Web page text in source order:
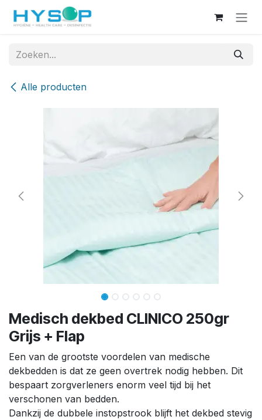
Overslaan naar inhoud
Alle producten
Medisch dekbed CLINICO 250gr
Grijs + Flap
Een van de grootste voordelen van medische
dekbedden is dat ze geen overtrek nodig hebben. Dit
bespaart zorgverleners enorm veel tijd bij het
verschonen van bedden.
Dankzij de dubbele instopstrook blijft het dekbed stevig